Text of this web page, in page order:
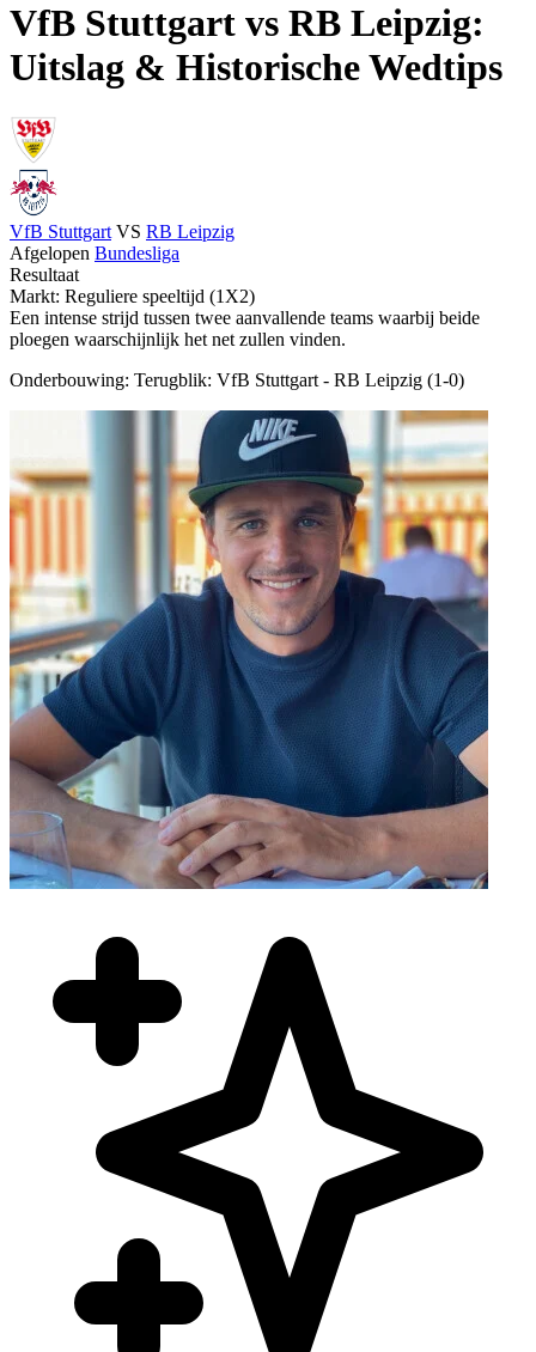
VfB Stuttgart vs RB Leipzig:
Uitslag & Historische Wedtips
VfB Stuttgart VS RB Leipzig
Afgelopen Bundesliga
Resultaat
Markt: Reguliere speeltijd (1X2)
Een intense strijd tussen twee aanvallende teams waarbij beide
ploegen waarschijnlijk het net zullen vinden.
Onderbouwing: Terugblik: VfB Stuttgart - RB Leipzig (1-0)